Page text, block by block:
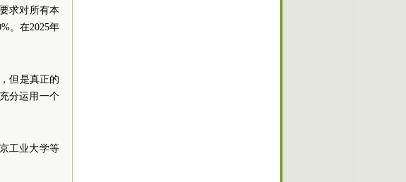
求对所有本
。在2025年
但是真正的
分运用一个
工业大学等